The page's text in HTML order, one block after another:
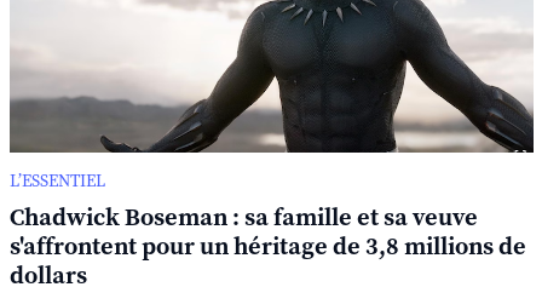
L’ESSENTIEL
Chadwick Boseman : sa famille et sa veuve
s'affrontent pour un héritage de 3,8 millions de
dollars